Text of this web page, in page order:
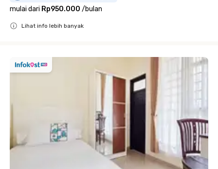
mulai dari Rp950.000 /bulan
Lihat info lebih banyak